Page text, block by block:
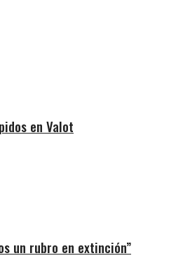
en Valot
un rubro en extinción”